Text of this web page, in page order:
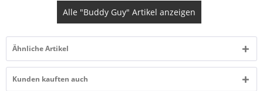
Alle "Buddy Guy" Artikel anzeigen
Ähnliche Artikel
Kunden kauften auch